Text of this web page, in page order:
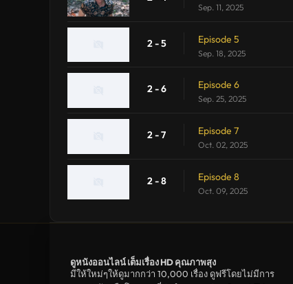
Sep. 11, 2025
2 - 5 Episode 5
Sep. 18, 2025
2 - 6 Episode 6
Sep. 25, 2025
2 - 7 Episode 7
Oct. 02, 2025
2 - 8 Episode 8
Oct. 09, 2025
ดูหนังออนไลน์ เต็มเรื่อง HD คุณภาพสุง
มีให้ใหม่ๆให้ดูมากกว่า 10,000 เรื่อง ดูฟรีโดยไม่มีการ